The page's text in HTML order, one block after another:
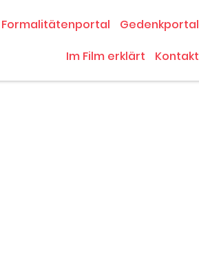
Formalitätenportal
Gedenkportal
Im Film erklärt
Kontakt